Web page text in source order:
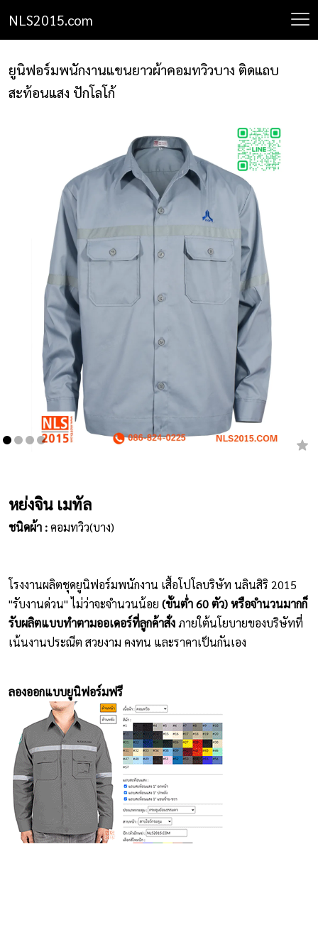
NLS2015.com
ติดต่อเรา
โปรแกรมออกแบบยูนิฟอร์ม
เสื้อแจ็คเก็ต
เสื้อยืดคอกลม
ผ้ากันเปื้อน
ชุดคลุมท้อง
ชุดหมี
ตัวอย่างแขนเสื้อโปโล
สีผ้า
NLS2015.com
ยูนิฟอร์มพนักงานแขนยาวผ้าคอมทวิวบาง ติดแถบ
สะท้อนแสง ปักโลโก้
หย่งจิน เมทัล
ชนิดผ้า :คอมทวิว(บาง)
โรงงานผลิตชุดยูนิฟอร์มพนักงาน เสื้อโปโลบริษัท นลินสิริ 2015
"รับงานด่วน" ไม่ว่าจะจำนวนน้อย (ขั้นต่ำ 60 ตัว) หรือจำนวนมากก็
รับผลิตแบบทำตามออเดอร์ที่ลูกค้าสั่งภายใต้นโยบายของบริษัทที่
เน้นงานประณีต สวยงาม คงทน และราคาเป็นกันเอง
ลองออกแบบยูนิฟอร์มฟรี